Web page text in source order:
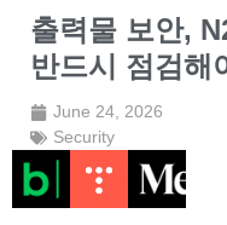
출력물 보안,
반드시 점검해
June 24, 2026
Security